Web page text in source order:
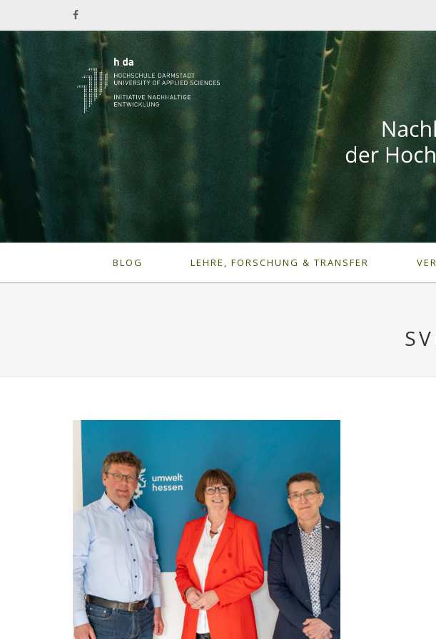
BLOG LEHRE, FORSCHUNG & TRANSFER